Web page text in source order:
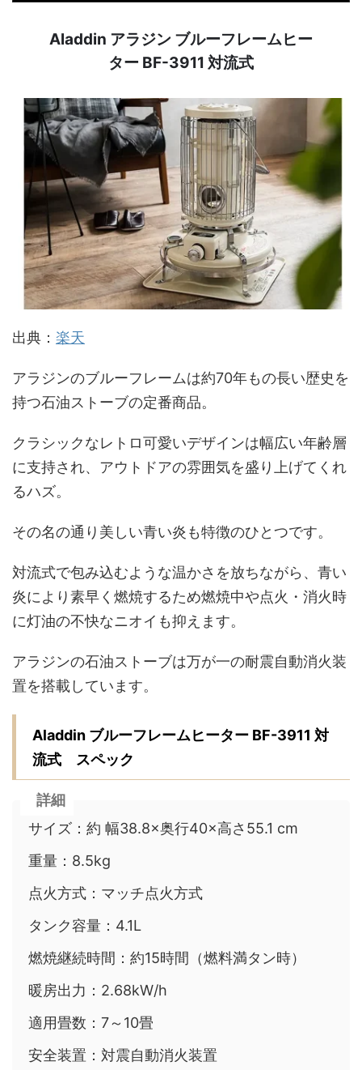
Aladdin アラジン ブルーフレームヒー
ター BF-3911 対流式
出典： 楽天
アラジンのブルーフレームは約70年もの長い歴史を
持つ石油ストーブの定番商品。
クラシックなレトロ可愛いデザインは幅広い年齢層
に支持され、アウトドアの雰囲気を盛り上げてくれ
るハズ。
その名の通り美しい青い炎も特徴のひとつです。
対流式で包み込むような温かさを放ちながら、青い
炎により素早く燃焼するため燃焼中や点火・消火時
に灯油の不快なニオイも抑えます。
アラジンの石油ストーブは万が一の耐震自動消火装
置を搭載しています。
Aladdin ブルーフレームヒーター BF-3911 対
流式 スペック
詳細
サイズ：約 幅38.8×奥行40×高さ55.1 cm
重量：8.5kg
点火方式：マッチ点火方式
タンク容量：4.1L
燃焼継続時間：約15時間（燃料満タン時）
暖房出力：2.68kW/h
適用畳数：7～10畳
安全装置：対震自動消火装置